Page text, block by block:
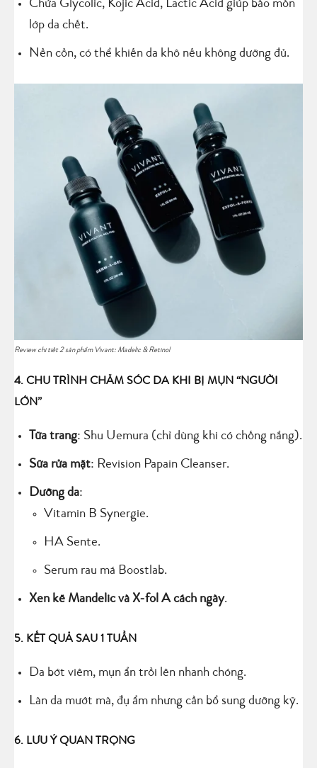
Chứa Glycolic, Kojic Acid, Lactic Acid giúp bào mòn
lớp da chết.
Nền cồn, có thể khiến da khô nếu không dưỡng đủ.
Review chi tiết 2 sản phẩm Vivant: Madelic & Retinol
4. CHU TRÌNH CHĂM SÓC DA KHI BỊ MỤN “NGƯỜI
LỚN”
Tữa trang: Shu Uemura (chỉ dùng khi có chống nắng).
Sữa rửa mặt: Revision Papain Cleanser.
Dưỡng da:
Vitamin B Synergie.
HA Sente.
Serum rau má Boostlab.
Xen kẽ Mandelic và X-fol A cách ngày.
5. KẾT QUẢ SAU 1 TUẦN
Da bớt viêm, mụn ẩn trồi lên nhanh chóng.
Làn da mướt mà, đụ ẩm nhưng cần bổ sung dưỡng kỹ.
6. LƯU Ý QUAN TRỌNG